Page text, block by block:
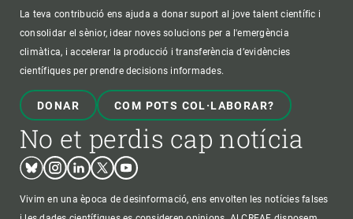
La teva contribució ens ajuda a donar suport al jove talent científic i
consolidar el sènior, idear noves solucions per a l'emergència
climàtica, i accelerar la producció i transferència d’evidències
científiques per prendre decisions informades.
DONAR COM POTS COL·LABORAR?
No et perdis cap notícia
BlueskyInstagram
LinkedinTwitterYoutube
Vivim en una època de desinformació, ens envolten les notícies falses